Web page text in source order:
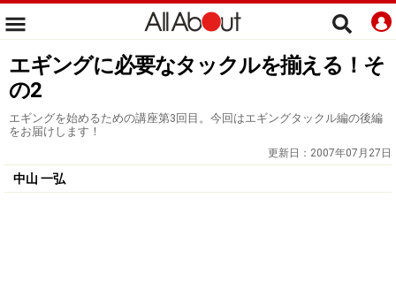
エギングに必要なタックルを揃える！そ
の2
エギングを始めるための講座第3回目。今回はエギングタックル編の後編
をお届けします！
更新日： 2007年07月27日
中山 一弘